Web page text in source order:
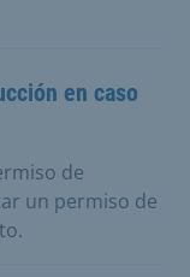
en caso
de
un permiso de